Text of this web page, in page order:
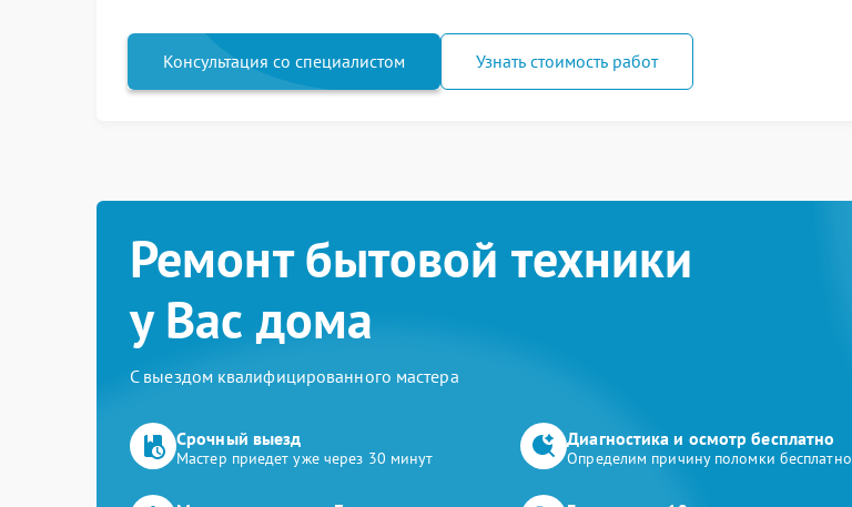
Консультация со специалистом Узнать стоимость работ
Ремонт бытовой техники
у Вас дома
С выездом квалифицированного мастера
Срочный выезд
Мастер приедет уже через 30 минут
Диагностика и осмотр бесплатно
Определим причину поломки бесплатно